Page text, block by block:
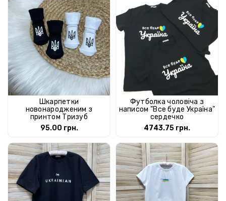
Шкарпетки
новонародженим з
принтом Тризуб
95.00 грн.
Футболка чоловіча з
написом "Все буде Україна"
сердечко
4743.75 грн.